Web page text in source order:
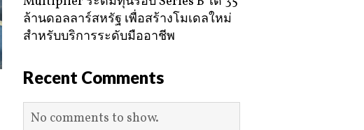
ล้านดอลลาร์สหรัฐ เพื่อสร้างโมเดลใหม่
สำหรับบริการระดับมืออาชีพ
Recent Comments
No comments to show.